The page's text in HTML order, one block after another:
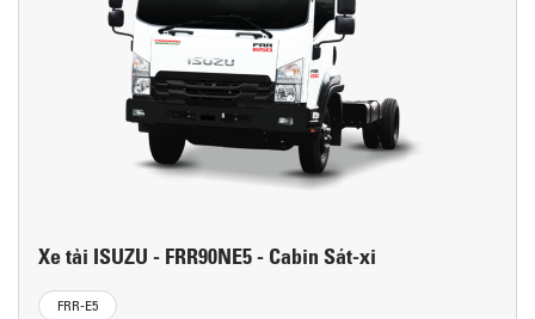
Xe tải ISUZU - FRR90NE5 - Cabin Sát-xi
FRR-E5